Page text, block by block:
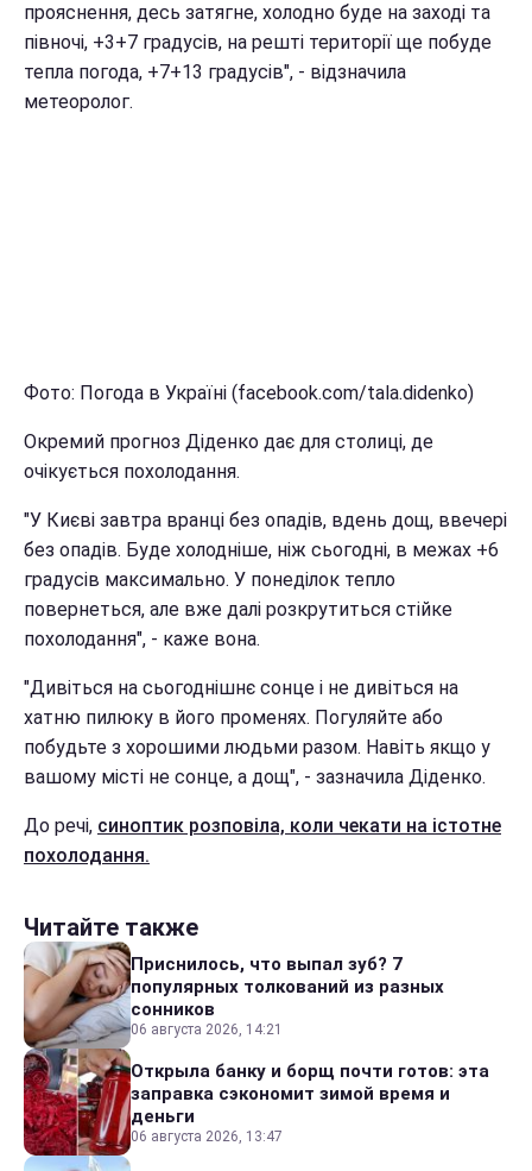
прояснення, десь затягне, холодно буде на заході та
півночі, +3+7 градусів, на решті території ще побуде
тепла погода, +7+13 градусів", - відзначила
метеоролог.
Фото: Погода в Україні (facebook.com/tala.didenko)
Окремий прогноз Діденко дає для столиці, де
очікується похолодання.
"У Києві завтра вранці без опадів, вдень дощ, ввечері
без опадів. Буде холодніше, ніж сьогодні, в межах +6
градусів максимально. У понеділок тепло
повернеться, але вже далі розкрутиться стійке
похолодання", - каже вона.
"Дивіться на сьогоднішнє сонце і не дивіться на
хатню пилюку в його променях. Погуляйте або
побудьте з хорошими людьми разом. Навіть якщо у
вашому місті не сонце, а дощ", - зазначила Діденко.
До речі, синоптик розповіла, коли чекати на істотне
похолодання.
Читайте также
Приснилось, что выпал зуб? 7
популярных толкований из разных
сонников
06 августа 2026, 14:21
Открыла банку и борщ почти готов: эта
заправка сэкономит зимой время и
деньги
06 августа 2026, 13:47